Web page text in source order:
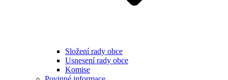
Složení rady obce
Usnesení rady obce
Komise